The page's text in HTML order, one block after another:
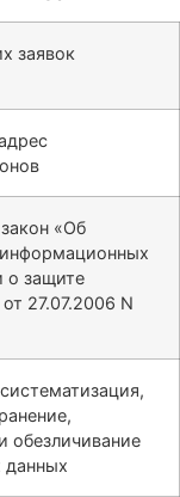
заявок
«Об
о защите
27.07.2006 N
обезличивание
данных